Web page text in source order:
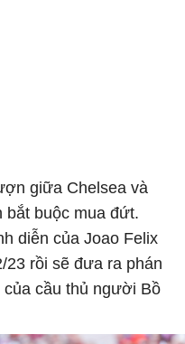
giữa Chelsea và
bắt buộc mua đứt.
diễn của Joao Felix
23 rồi sẽ đưa ra phán
cầu thủ người Bồ